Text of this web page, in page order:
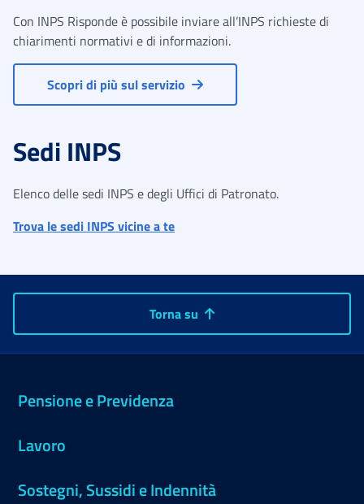
Con INPS Risponde è possibile inviare all’INPS richieste di
chiarimenti normativi e di informazioni.
Scopri di più sul servizio
Sedi INPS
Elenco delle sedi INPS e degli Uffici di Patronato.
Trova le sedi INPS vicine a te
Torna su
Pensione e Previdenza
Lavoro
Sostegni, Sussidi e Indennità